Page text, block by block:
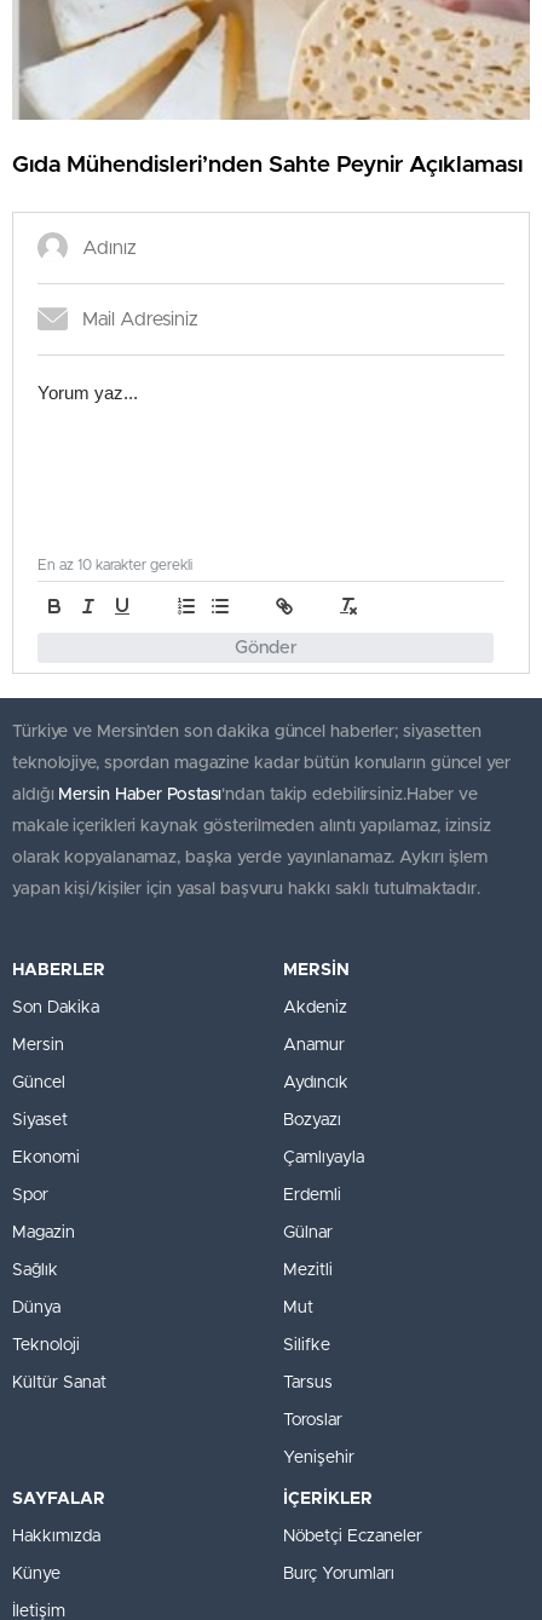
Gıda Mühendisleri’nden Sahte Peynir Açıklaması
Gönder
En az 10 karakter gerekli
Türkiye ve Mersin’den son dakika güncel haberler; siyasetten
teknolojiye, spordan magazine kadar bütün konuların güncel yer
aldığı Mersin Haber Postası'ndan takip edebilirsiniz.Haber ve
makale içerikleri kaynak gösterilmeden alıntı yapılamaz, izinsiz
olarak kopyalanamaz, başka yerde yayınlanamaz. Aykırı işlem
yapan kişi/kişiler için yasal başvuru hakkı saklı tutulmaktadır.
HABERLER
Son Dakika
Mersin
Güncel
Siyaset
Ekonomi
Spor
Magazin
Sağlık
Dünya
Teknoloji
Kültür Sanat
MERSİN
Akdeniz
Anamur
Aydıncık
Bozyazı
Çamlıyayla
Erdemli
Gülnar
Mezitli
Mut
Silifke
Tarsus
Toroslar
Yenişehir
SAYFALAR
Hakkımızda
Künye
İletişim
İÇERİKLER
Nöbetçi Eczaneler
Burç Yorumları